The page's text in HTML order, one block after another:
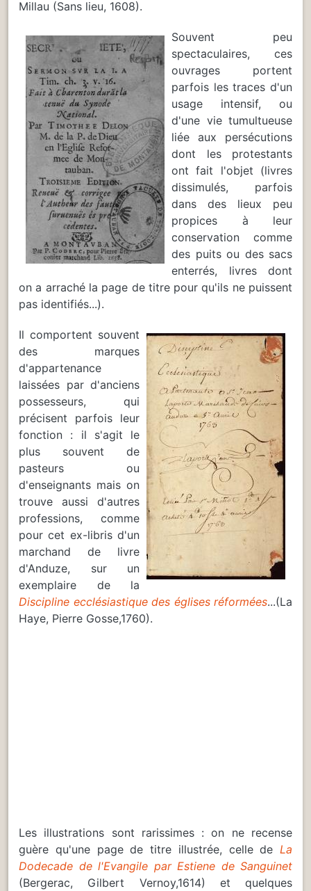
Millau (Sans lieu, 1608).
Souvent peu
spectaculaires, ces
ouvrages portent
parfois les traces d'un
usage intensif, ou
d'une vie tumultueuse
liée aux persécutions
dont les protestants
ont fait l'objet (livres
dissimulés, parfois
dans des lieux peu
propices à leur
conservation comme
des puits ou des sacs
enterrés, livres dont
on a arraché la page de titre pour qu'ils ne puissent
pas identifiés...).
Il comportent souvent
des marques
d'appartenance
laissées par d'anciens
possesseurs, qui
précisent parfois leur
fonction : il s'agit le
plus souvent de
pasteurs ou
d'enseignants mais on
trouve aussi d'autres
professions, comme
pour cet ex-libris d'un
marchand de livre
d'Anduze, sur un
exemplaire de la
Discipline ecclésiastique des églises réformées...(La
Haye, Pierre Gosse,1760).
Les illustrations sont rarissimes : on ne recense
guère qu'une page de titre illustrée, celle de La
Dodecade de l'Evangile par Estiene de Sanguinet
(Bergerac, Gilbert Vernoy,1614) et quelques